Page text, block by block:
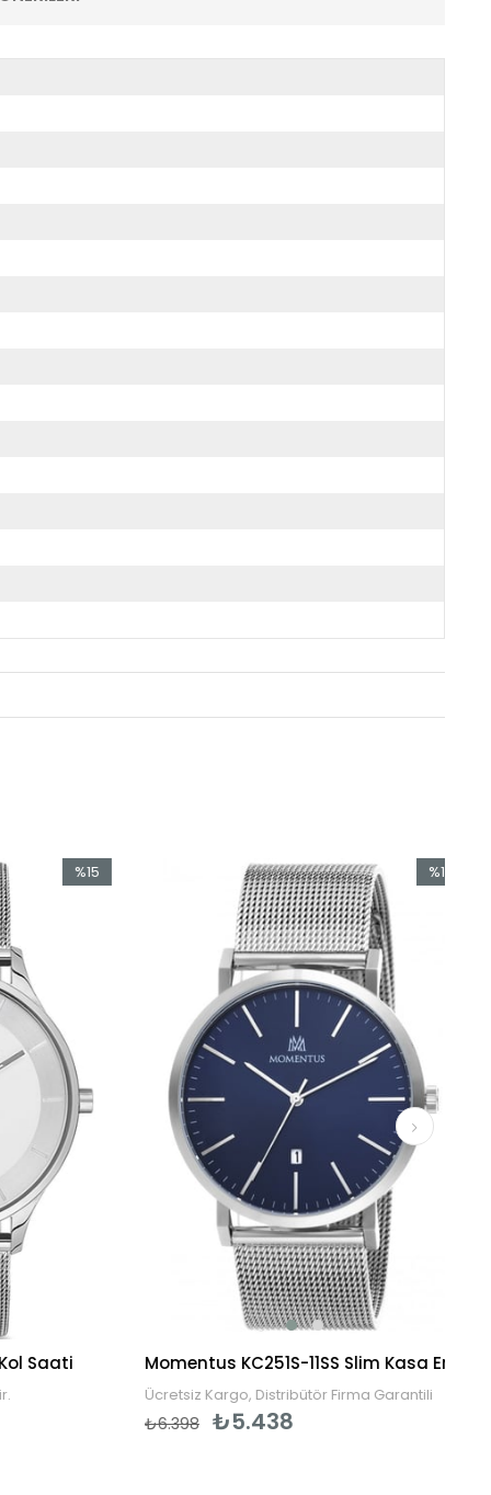
Saati
%15
Momentus KC251S-11SS Slim Kasa Erkek Kol Saati
Ücretsiz Kargo, Distribütör Firma Garantili
₺5.438
₺6.398
%15